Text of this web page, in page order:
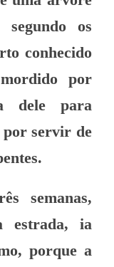
segundo os
conhecido
por
dele para
por servir de
semanas,
estrada, ia
porque a